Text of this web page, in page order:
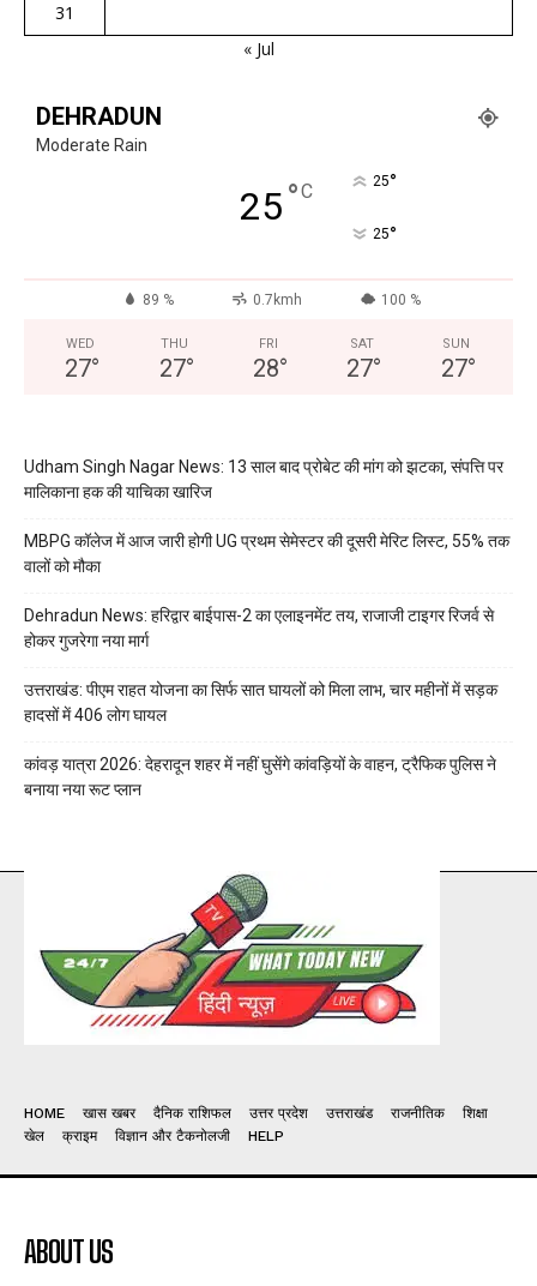
31
« Jul
DEHRADUN
Moderate Rain
25°C 25°
25°
89 % 0.7kmh 100 %
WED
27°
THU
27°
FRI
28°
SAT
27°
SUN
27°
Udham Singh Nagar News: 13 साल बाद प्रोबेट की मांग को झटका, संपत्ति पर
मालिकाना हक की याचिका खारिज
MBPG कॉलेज में आज जारी होगी UG प्रथम सेमेस्टर की दूसरी मेरिट लिस्ट, 55% तक
वालों को मौका
Dehradun News: हरिद्वार बाईपास-2 का एलाइनमेंट तय, राजाजी टाइगर रिजर्व से
होकर गुजरेगा नया मार्ग
उत्तराखंड: पीएम राहत योजना का सिर्फ सात घायलों को मिला लाभ, चार महीनों में सड़क
हादसों में 406 लोग घायल
कांवड़ यात्रा 2026: देहरादून शहर में नहीं घुसेंगे कांवड़ियों के वाहन, ट्रैफिक पुलिस ने
बनाया नया रूट प्लान
HOME खास खबर दैनिक राशिफल उत्तर प्रदेश उत्तराखंड राजनीतिक
शिक्षा
खेल
क्राइम विज्ञान और टैकनोलजी HELP
ABOUT US